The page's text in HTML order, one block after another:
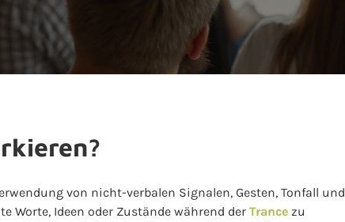
von nicht-verbalen Signalen, Gesten, Tonfall und
Worte, Ideen oder Zustände während der Trance zu